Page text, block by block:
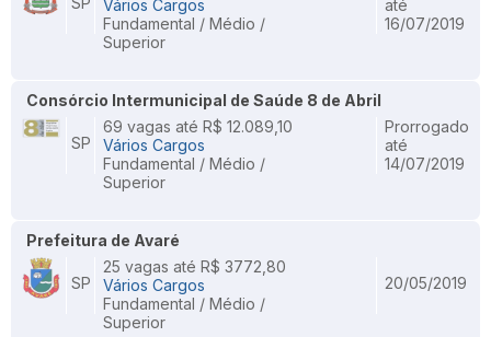
Vários Cargos
Fundamental / Médio /
Superior
até
16/07/2019
Consórcio Intermunicipal de Saúde 8 de Abril
SP
69 vagas até R$ 12.089,10
Vários Cargos
Fundamental / Médio /
Superior
Prorrogado
até
14/07/2019
Prefeitura de Avaré
SP
25 vagas até R$ 3772,80
Vários Cargos
Fundamental / Médio /
Superior
20/05/2019